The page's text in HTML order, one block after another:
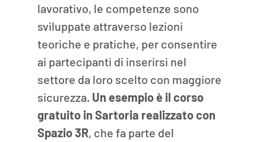
lavorativo, le competenze sono
sviluppate attraverso lezioni
teoriche e pratiche, per consentire
ai partecipanti di inserirsi nel
settore da loro scelto con maggiore
sicurezza. Un esempio è il corso
gratuito in Sartoria realizzato con
Spazio 3R, che fa parte del